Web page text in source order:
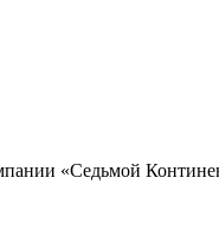
«Седьмой